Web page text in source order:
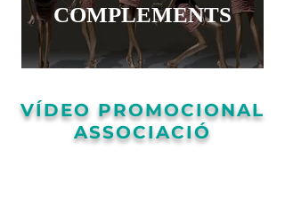
COMPLEMENTS
VÍDEO PROMOCIONAL
ASSOCIACIÓ